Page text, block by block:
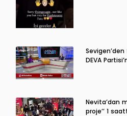
Sevigen’den
DEVA
Nevita’dan
proje’’ 1